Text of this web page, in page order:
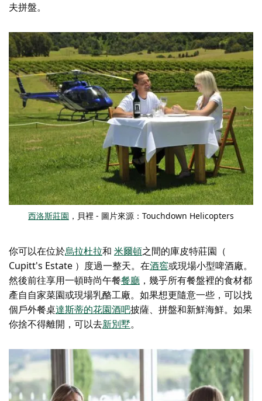
夫拼盤。
西洛斯莊園 ，貝裡 - 圖片來源：Touchdown Helicopters
你可以在位於烏拉杜拉和 米爾頓之間的庫皮特莊園（
Cupitt's Estate ） 度過一整天。在酒窖或現場小型啤酒廠。
然後前往享用一頓時尚午餐餐廳 ，幾乎所有餐盤裡的食材都
產自自家菜園或現場乳酪工廠。如果想更隨意一些，可以找
個戶外餐桌達斯蒂的花園酒吧披薩、拼盤和新鮮海鮮。如果
你捨不得離開，可以去新別墅。